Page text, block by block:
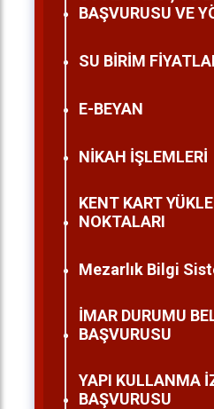
BAŞVURUSU VE
SU BİRİM
E-BEYAN
NİKAH İŞLEMLERİ
KENT KART
NOKTALARI
Mezarlık Bilgi
İMAR DURUMU
BAŞVURUSU
YAPI KULLANMA
BAŞVURUSU